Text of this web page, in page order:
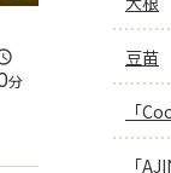
分
豆苗
「
「